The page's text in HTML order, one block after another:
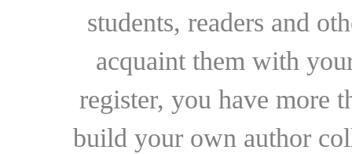
students, readers and
acquaint them with
register, you have more
build your own author